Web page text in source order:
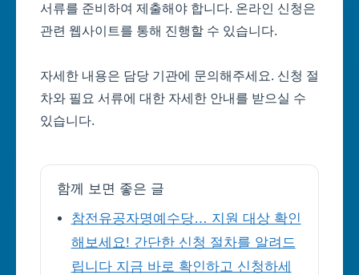
서류를 준비하여 제출해야 합니다. 온라인 신청은
관련 웹사이트를 통해 진행할 수 있습니다.
자세한 내용은 담당 기관에 문의해주세요. 신청 절
차와 필요 서류에 대한 자세한 안내를 받으실 수
있습니다.
함께 보면 좋은 글
참전유공자명예수당… 지원 대상 확인
해보세요! 간단한 신청 절차를 알려드
립니다 지금 바로 확인하고 신청하세